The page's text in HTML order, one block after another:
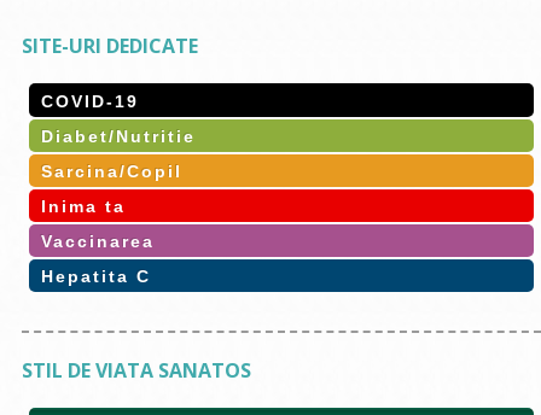
SITE-URI DEDICATE
COVID-19
Diabet/Nutritie
Sarcina/Copil
Inima ta
Vaccinarea
Hepatita C
STIL DE VIATA SANATOS